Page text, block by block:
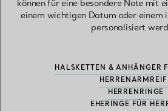
können für eine besondere Note mit
einem wichtigen Datum oder einem
personalisiert
HALSKETTEN & ANHÄNGER
HERRENRINGE
EHERINGE FÜR